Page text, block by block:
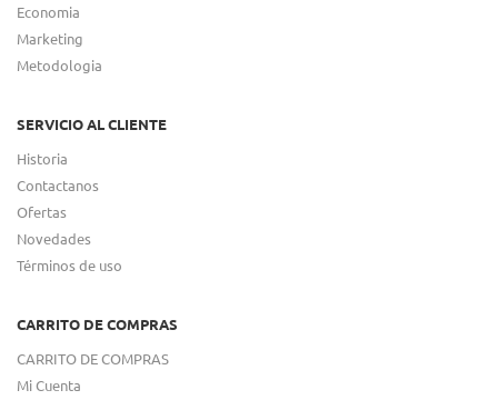
Economia
Marketing
Metodologia
SERVICIO AL CLIENTE
Historia
Contactanos
Ofertas
Novedades
Términos de uso
CARRITO DE COMPRAS
CARRITO DE COMPRAS
Mi Cuenta